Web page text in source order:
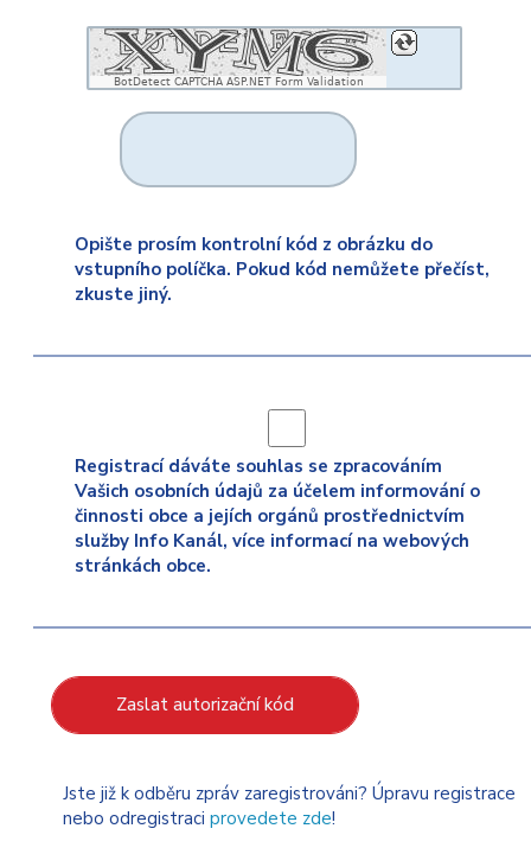
BotDetect CAPTCHA ASP.NET Form Validation
Opište prosím kontrolní kód z obrázku do
vstupního políčka. Pokud kód nemůžete přečíst,
zkuste jiný.
Registrací dáváte souhlas se zpracováním
Vašich osobních údajů za účelem informování o
činnosti obce a jejích orgánů prostřednictvím
služby Info Kanál, více informací na webových
stránkách obce.
Zaslat autorizační kód
Jste již k odběru zpráv zaregistrováni? Úpravu registrace
nebo odregistraci provedete zde!